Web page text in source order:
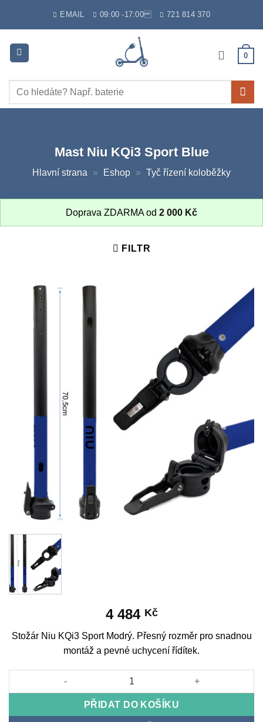
EMAIL 09:00 -17:00 721 814 370
0
Hledat:
Mast Niu KQi3 Sport Blue
Hlavní strana » Eshop » Tyč řízení koloběžky
Doprava ZDARMA od 2 000 Kč
FILTR
4 484 Kč
Stožár Niu KQi3 Sport Modrý. Přesný rozměr pro snadnou
montáž a pevné uchycení řídítek.
Mast Niu KQi3 Sport Blue množství
PŘIDAT DO KOŠÍKU